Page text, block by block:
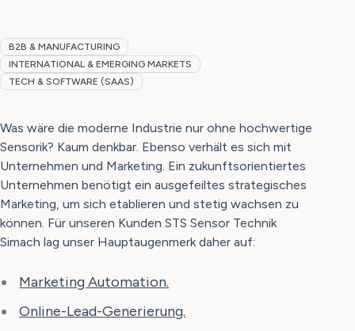
B2B & MANUFACTURING
INTERNATIONAL & EMERGING MARKETS
TECH & SOFTWARE (SAAS)
Was wäre die moderne Industrie nur ohne hochwertige
Sensorik? Kaum denkbar. Ebenso verhält es sich mit
Unternehmen und Marketing. Ein zukunftsorientiertes
Unternehmen benötigt ein ausgefeiltes strategisches
Marketing, um sich etablieren und stetig wachsen zu
können. Für unseren Kunden STS Sensor Technik
Simach lag unser Hauptaugenmerk daher auf:
Marketing Automation.
Online-Lead-Generierung.